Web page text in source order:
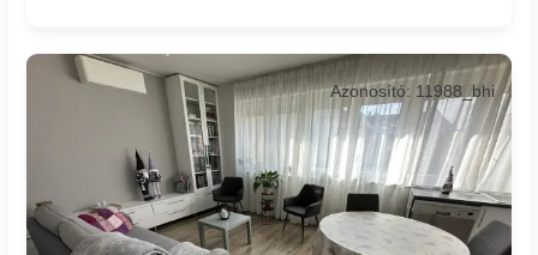
Azonosító: 11988_bhi